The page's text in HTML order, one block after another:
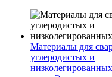
Материалы для
углеродистых и